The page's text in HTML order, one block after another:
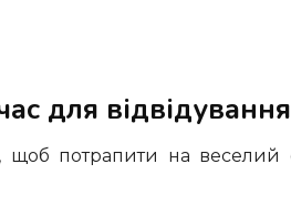
для відвідування